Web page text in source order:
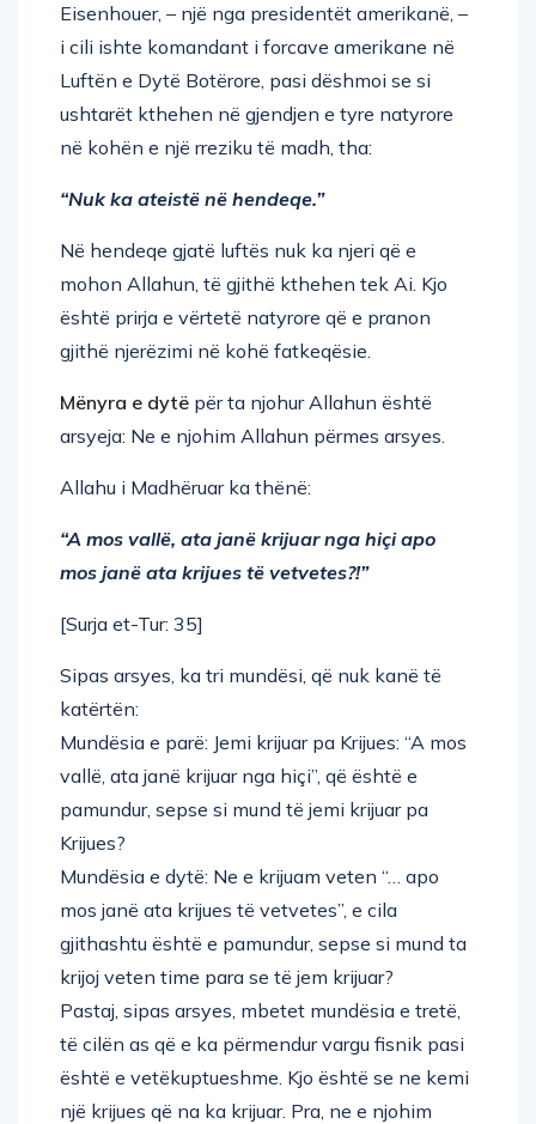
Eisenhouer, – një nga presidentët amerikanë, –
i cili ishte komandant i forcave amerikane në
Luftën e Dytë Botërore, pasi dëshmoi se si
ushtarët kthehen në gjendjen e tyre natyrore
në kohën e një rreziku të madh, tha:
“Nuk ka ateistë në hendeqe.”
Në hendeqe gjatë luftës nuk ka njeri që e
mohon Allahun, të gjithë kthehen tek Ai. Kjo
është prirja e vërtetë natyrore që e pranon
gjithë njerëzimi në kohë fatkeqësie.
Mënyra e dytë për ta njohur Allahun është
arsyeja: Ne e njohim Allahun përmes arsyes.
Allahu i Madhëruar ka thënë:
“A mos vallë, ata janë krijuar nga hiçi apo
mos janë ata krijues të vetvetes?!”
[Surja et-Tur: 35]
Sipas arsyes, ka tri mundësi, që nuk kanë të
katërtën:
Mundësia e parë: Jemi krijuar pa Krijues: “A mos
vallë, ata janë krijuar nga hiçi”, që është e
pamundur, sepse si mund të jemi krijuar pa
Krijues?
Mundësia e dytë: Ne e krijuam veten “… apo
mos janë ata krijues të vetvetes”, e cila
gjithashtu është e pamundur, sepse si mund ta
krijoj veten time para se të jem krijuar?
Pastaj, sipas arsyes, mbetet mundësia e tretë,
të cilën as që e ka përmendur vargu fisnik pasi
është e vetëkuptueshme. Kjo është se ne kemi
një krijues që na ka krijuar. Pra, ne e njohim